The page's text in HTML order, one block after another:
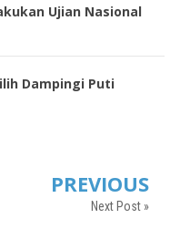
Ujian Nasional
Dampingi Puti
PREVIOUS
Next Post »